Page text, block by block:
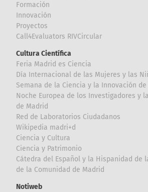
Formación
Innovación
Proyectos
Call4Evaluators RIVCircular
Cultura Científica
Feria Madrid es Ciencia
Día Internacional de las Mujeres y las
Semana de la Ciencia y la Innovación de
Noche Europea de los Investigadores y
de Madrid
Red de Laboratorios Ciudadanos
Wikipedia madri+d
Ciencia y Cultura
Ciencia y Patrimonio
Cátedra del Español y la Hispanidad de
de la Comunidad de Madrid
Notiweb